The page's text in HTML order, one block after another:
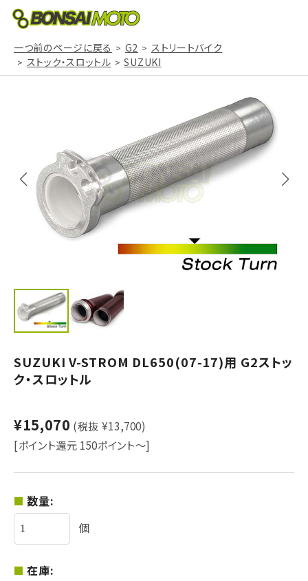
一つ前のページに戻る G2
ストリートバイク
ストック・スロットル
SUZUKI
SUZUKI V-STROM DL650(07-17)用 G2ストッ
ク・スロットル
¥15,070 (税抜 ¥13,700)
[ポイント還元 150ポイント～]
数量:
個
在庫: